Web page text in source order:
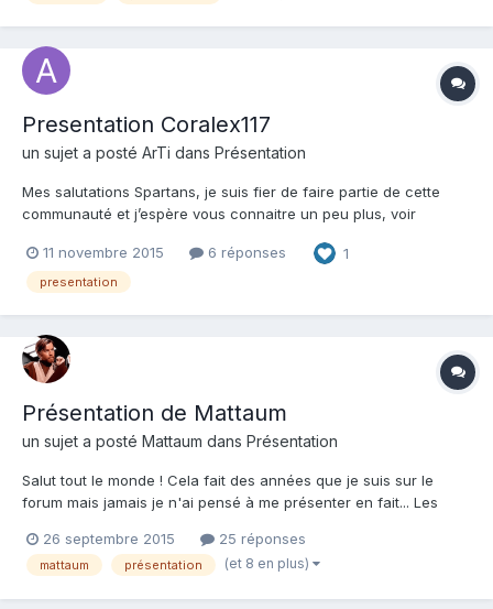
Presentation Coralex117
un sujet a posté ArTi dans Présentation
Mes salutations Spartans, je suis fier de faire partie de cette
communauté et j’espère vous connaitre un peu plus, voir
uniquement sur XOne, comme tous le monde ici je suis très
friands de la série Halo. Ayant réçamment fais l'acquisiti...
11 novembre 2015 6 réponses 1
presentation
Présentation de Mattaum
un sujet a posté Mattaum dans Présentation
Salut tout le monde ! Cela fait des années que je suis sur le
forum mais jamais je n'ai pensé à me présenter en fait... Les
éventuellement de nos parties sur Halo. Donc... inutile de me
souhaiter la bienvenue ! Stop ! Je te vois écrire......
26 septembre 2015 25 réponses
mattaum présentation (et 8 en plus)